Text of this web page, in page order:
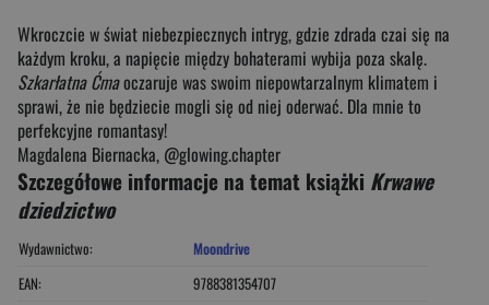
Wkroczcie w świat niebezpiecznych intryg, gdzie zdrada czai się na
każdym kroku, a napięcie między bohaterami wybija poza skalę.
Szkarłatna Ćmaoczaruje was swoim niepowtarzalnym klimatem i
sprawi, że nie będziecie mogli się od niej oderwać. Dla mnie to
perfekcyjne romantasy!
Magdalena Biernacka, @glowing.chapter
Szczegółowe informacje na temat książki Krwawe
dziedzictwo
Wydawnictwo:
Moondrive
EAN:
9788381354707